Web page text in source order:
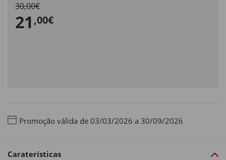
30,00€
21 ,00€
Promoção válida de 03/03/2026 a 30/09/2026
Caraterísticas